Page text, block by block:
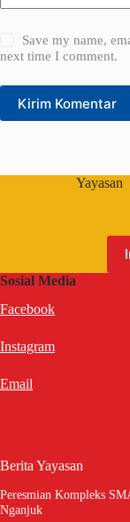
Save my name,
next time I comment.
Kirim Komentar
Yayasan
Sosial Media
Facebook
Instagram
Email
Berita Yayasan
Peresmian Kompleks
Nganjuk